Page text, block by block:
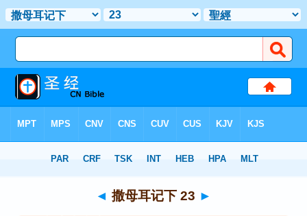
> 撒母耳记下 23
◄ 撒母耳记下 23 ►